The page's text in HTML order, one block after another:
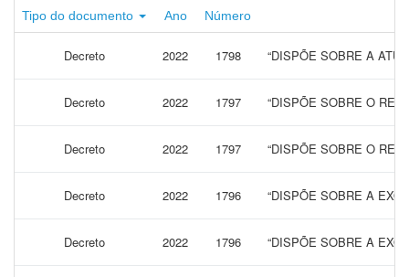
Tipo do documento Ano Número
Decreto 2022 1798 “DISPÕE SOBRE A
Decreto 2022 1797 “DISPÕE SOBRE O
Decreto 2022 1797 “DISPÕE SOBRE O
Decreto 2022 1796 “DISPÕE SOBRE A
Decreto 2022 1796 “DISPÕE SOBRE A